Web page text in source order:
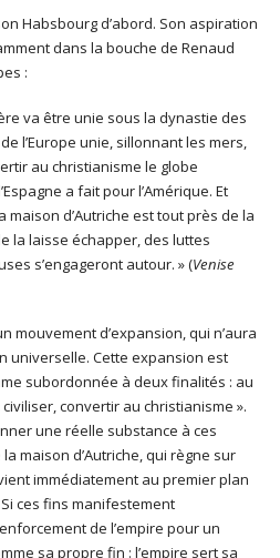
Habsbourg d’abord. Son aspiration
dans la bouche de Renaud
:
va être unie sous la dynastie des
l’Europe unie, sillonnant les mers,
au christianisme le globe
a fait pour l’Amérique. Et
d’Autriche est tout près de la
la laisse échapper, des luttes
s’engageront autour. » (Venise
mouvement d’expansion, qui n’aura
universelle. Cette expansion est
subordonnée à deux finalités : au
convertir au christianisme ».
une réelle substance à ces
maison d’Autriche, qui règne sur
immédiatement au premier plan
ces fins manifestement
de l’empire pour un
sa propre fin : l’empire sert sa